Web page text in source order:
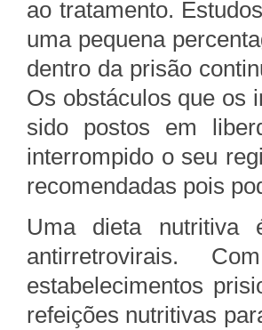
ao tratamento.
uma pequena
dentro da prisão
Os obstáculos que os
sido postos em
interrompido o seu
recomendadas pois
Uma dieta nutritiva
antirretrovirais.
estabelecimentos
refeições nutritivas